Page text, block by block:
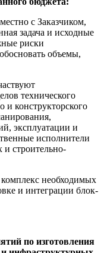
с Заказчиком,
задача и исходные
риски
объемы,
технического
и конструкторского
эксплуатации и
исполнители
и строительно-
необходимых
и интеграции блок-
по изготовления